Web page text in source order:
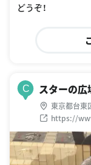
どうぞ！
C スターの
東京都台東
https://
28737921